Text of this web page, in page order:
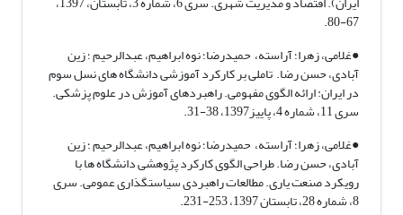
67-80.
●غلامی، زهرا؛ آراسته، حمیدرضا؛ نوه ابراهیم، عبدالرحیم ؛ زین
آبادی، حسن رضا. تاملی بر کارکرد آموزشی دانشگاه های نسل سوم
در ایران: ارائه الگوی مفهومی. راهبردهای آموزش در علوم پزشکی.
سری 11، شماره 4، پاییز1397، 38-31.
●غلامی، زهرا؛ آراسته، حمیدرضا؛ نوه ابراهیم، عبدالرحیم ؛ زین
آبادی، حسن رضا. طراحی الگوی کارکرد پژوهشی دانشگاه ها با
رویکرد صنعت یاری. مطالعات راهبردی سیاستگذاری عمومی. سری
8، شماره 28، تابستان 1397، 253-231.